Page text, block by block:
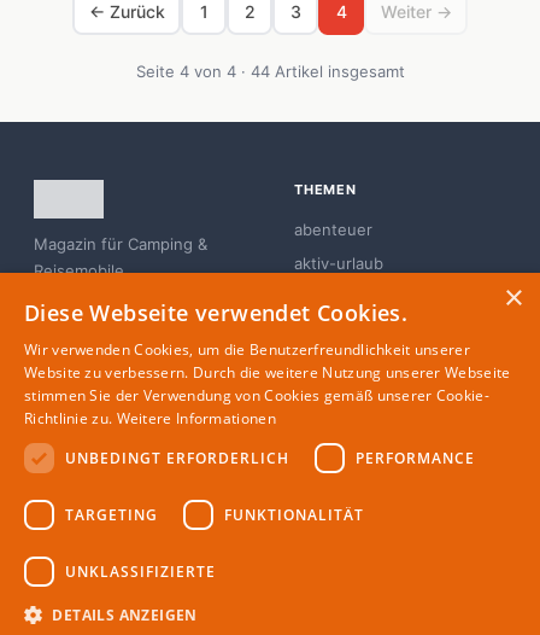
← Zurück 1 2 3 4 Weiter →
Seite 4 von 4 · 44 Artikel insgesamt
Magazin für Camping &
Reisemobile
THEMEN
abenteuer
aktiv-urlaub
familie
glamping
MAGAZIN
Partner
Autoren
RECHTLICHES
Impressum
×
Diese Webseite verwendet Cookies.
Wir verwenden Cookies, um die Benutzerfreundlichkeit unserer
Website zu verbessern. Durch die weitere Nutzung unserer Webseite
stimmen Sie der Verwendung von Cookies gemäß unserer Cookie-
Richtlinie zu. Weitere Informationen
UNBEDINGT ERFORDERLICH
PERFORMANCE
TARGETING FUNKTIONALITÄT
UNKLASSIFIZIERTE
DETAILS ANZEIGEN